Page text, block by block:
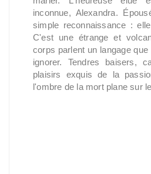
inconnue, Alexandra.
simple reconnaissance :
C'est une étrange et
corps parlent un langage
ignorer. Tendres baisers,
plaisirs exquis de la
l'ombre de la mort plane sur